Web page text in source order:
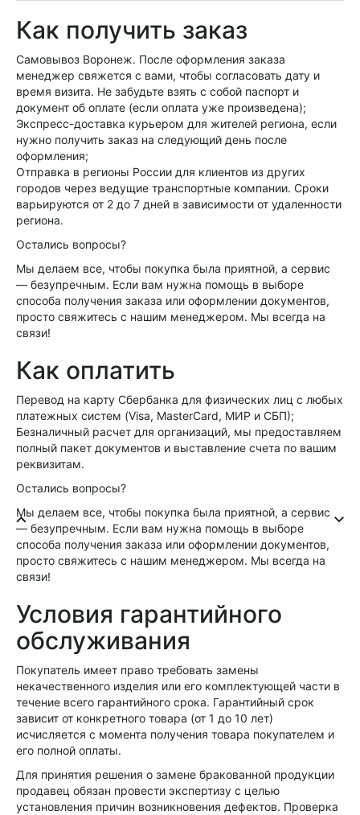
Как получить заказ
Самовывоз Воронеж. После оформления заказа
менеджер свяжется с вами, чтобы согласовать дату и
время визита. Не забудьте взять с собой паспорт и
документ об оплате (если оплата уже произведена);
Экспресс-доставка курьером для жителей региона, если
нужно получить заказ на следующий день после
оформления;
Отправка в регионы России для клиентов из других
городов через ведущие транспортные компании. Сроки
варьируются от 2 до 7 дней в зависимости от удаленности
региона.
Остались вопросы?
Мы делаем все, чтобы покупка была приятной, а сервис
— безупречным. Если вам нужна помощь в выборе
способа получения заказа или оформлении документов,
просто свяжитесь с нашим менеджером. Мы всегда на
связи!
Как оплатить
Перевод на карту Сбербанка для физических лиц c любых
платежных систем (Visa, MasterCard, МИР и СБП);
Безналичный расчет для организаций, мы предоставляем
полный пакет документов и выставление счета по вашим
реквизитам.
Остались вопросы?
Мы делаем все, чтобы покупка была приятной, а сервис
— безупречным. Если вам нужна помощь в выборе
способа получения заказа или оформлении документов,
просто свяжитесь с нашим менеджером. Мы всегда на
связи!
Условия гарантийного
обслуживания
Покупатель имеет право требовать замены
некачественного изделия или его комплектующей части в
течение всего гарантийного срока. Гарантийный срок
зависит от конкретного товара (от 1 до 10 лет)
исчисляется с момента получения товара покупателем и
его полной оплаты.
Для принятия решения о замене бракованной продукции
продавец обязан провести экспертизу с целью
установления причин возникновения дефектов. Проверка